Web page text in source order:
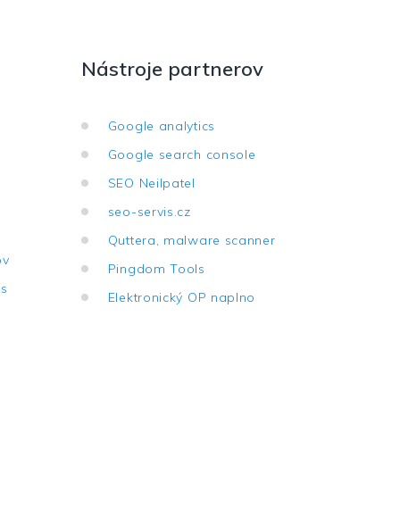
Nástroje partnerov
Google analytics
Google search console
SEO Neilpatel
seo-servis.cz
Quttera, malware scanner
Pingdom Tools
Elektronický OP naplno